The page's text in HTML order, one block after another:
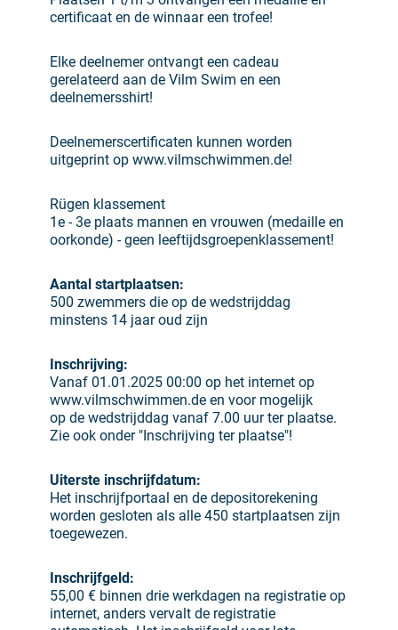
certificaat en de winnaar een trofee!
Elke deelnemer ontvangt een cadeau
gerelateerd aan de Vilm Swim en een
deelnemersshirt!
Deelnemerscertificaten kunnen worden
uitgeprint op www.vilmschwimmen.de!
Rügen klassement
1e - 3e plaats mannen en vrouwen (medaille en
oorkonde) - geen leeftijdsgroepenklassement!
Aantal startplaatsen:
500 zwemmers die op de wedstrijddag
minstens 14 jaar oud zijn
Inschrijving:
Vanaf 01.01.2025 00:00 op het internet op
www.vilmschwimmen.de en voor mogelijk
op de wedstrijddag vanaf 7.00 uur ter plaatse.
Zie ook onder "Inschrijving ter plaatse"!
Uiterste inschrijfdatum:
Het inschrijfportaal en de depositorekening
worden gesloten als alle 450 startplaatsen zijn
toegewezen.
Inschrijfgeld:
55,00 € binnen drie werkdagen na registratie op
internet, anders vervalt de registratie